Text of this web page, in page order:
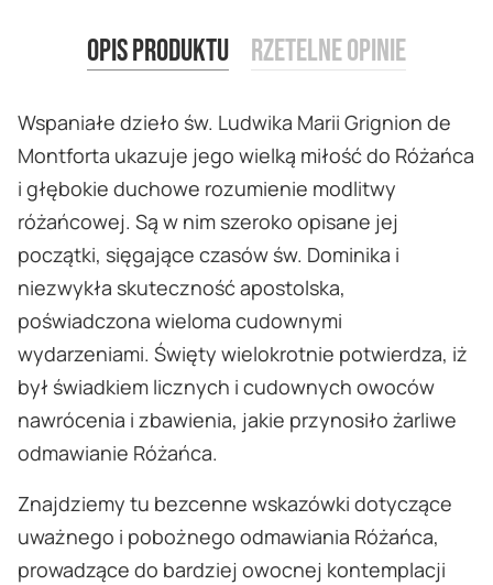
Opis produktu
Wspaniałe dzieło św. Ludwika Marii Grignion de
Montforta ukazuje jego wielką miłość do Różańca
i głębokie duchowe rozumienie modlitwy
różańcowej. Są w nim szeroko opisane jej
początki, sięgające czasów św. Dominika i
niezwykła skuteczność apostolska,
poświadczona wieloma cudownymi
wydarzeniami. Święty wielokrotnie potwierdza, iż
był świadkiem licznych i cudownych owoców
nawrócenia i zbawienia, jakie przynosiło żarliwe
odmawianie Różańca.
Znajdziemy tu bezcenne wskazówki dotyczące
uważnego i pobożnego odmawiania Różańca,
prowadzące do bardziej owocnej kontemplacji
Rzetelne opinie